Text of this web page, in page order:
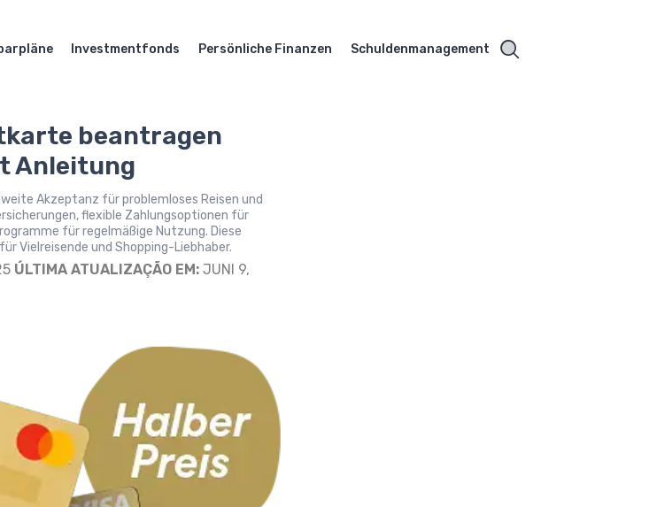
Investmentfonds Persönliche Finanzen Schuldenmanagement
beantragen
Anleitung
Akzeptanz für problemloses Reisen und
flexible Zahlungsoptionen für
für regelmäßige Nutzung. Diese
Vielreisende und Shopping-Liebhaber.
ÚLTIMA ATUALIZAÇÃO EM: JUNI 9,